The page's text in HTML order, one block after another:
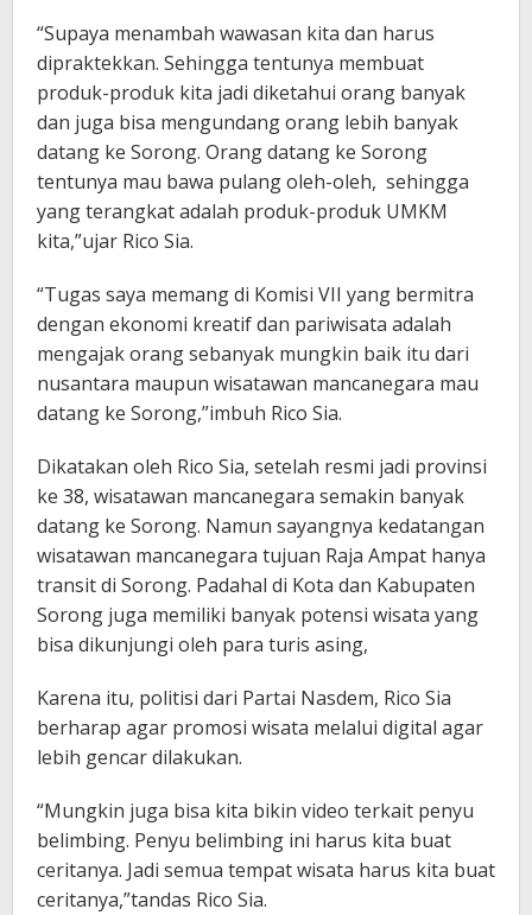
“Supaya menambah wawasan kita dan harus
dipraktekkan. Sehingga tentunya membuat
produk-produk kita jadi diketahui orang banyak
dan juga bisa mengundang orang lebih banyak
datang ke Sorong. Orang datang ke Sorong
tentunya mau bawa pulang oleh-oleh, sehingga
yang terangkat adalah produk-produk UMKM
kita,”ujar Rico Sia.
“Tugas saya memang di Komisi VII yang bermitra
dengan ekonomi kreatif dan pariwisata adalah
mengajak orang sebanyak mungkin baik itu dari
nusantara maupun wisatawan mancanegara mau
datang ke Sorong,”imbuh Rico Sia.
Dikatakan oleh Rico Sia, setelah resmi jadi provinsi
ke 38, wisatawan mancanegara semakin banyak
datang ke Sorong. Namun sayangnya kedatangan
wisatawan mancanegara tujuan Raja Ampat hanya
transit di Sorong. Padahal di Kota dan Kabupaten
Sorong juga memiliki banyak potensi wisata yang
bisa dikunjungi oleh para turis asing,
Karena itu, politisi dari Partai Nasdem, Rico Sia
berharap agar promosi wisata melalui digital agar
lebih gencar dilakukan.
“Mungkin juga bisa kita bikin video terkait penyu
belimbing. Penyu belimbing ini harus kita buat
ceritanya. Jadi semua tempat wisata harus kita buat
ceritanya,”tandas Rico Sia.